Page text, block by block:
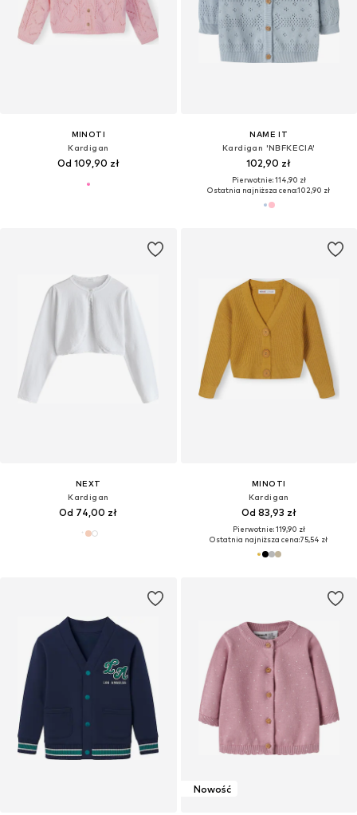
MINOTI
Kardigan
Od 109,90 zł
NAME IT
Kardigan 'NBFKECIA'
102,90 zł
Pierwotnie: 114,90 zł
Ostatnia najniższa cena:102,90 zł
NEXT
Kardigan
Od 74,00 zł
MINOTI
Kardigan
Od 83,93 zł
Pierwotnie: 119,90 zł
Ostatnia najniższa cena:75,54 zł
Nowość